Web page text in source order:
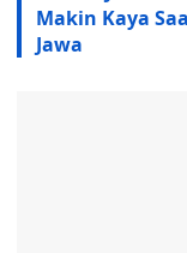
Makin Kaya
Jawa